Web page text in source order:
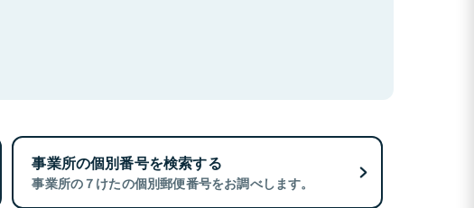
事業所の個別番号を検索する
事業所の７けたの個別郵便番号をお調べします。